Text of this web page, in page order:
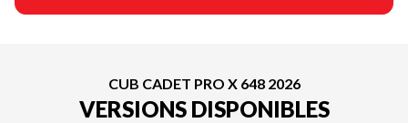
CUB CADET PRO X 648 2026
VERSIONS DISPONIBLES